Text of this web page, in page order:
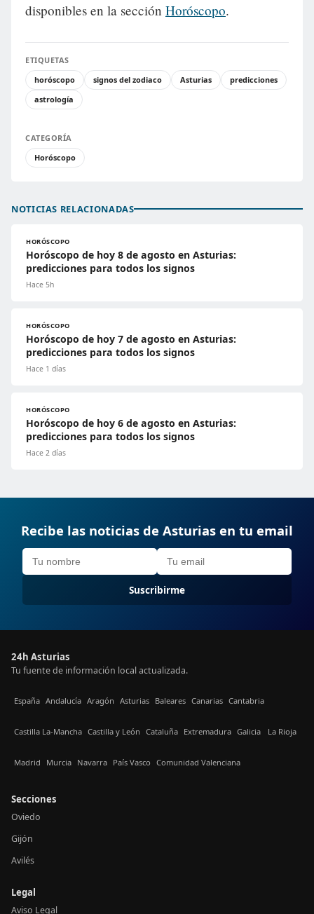
disponibles en la sección Horóscopo.
ETIQUETAS
horóscopo
signos del zodiaco Asturias
predicciones
astrología
CATEGORÍA
Horóscopo
NOTICIAS RELACIONADAS
HORÓSCOPO
Horóscopo de hoy 8 de agosto en Asturias:
predicciones para todos los signos
Hace 5h
HORÓSCOPO
Horóscopo de hoy 7 de agosto en Asturias:
predicciones para todos los signos
Hace 1 días
HORÓSCOPO
Horóscopo de hoy 6 de agosto en Asturias:
predicciones para todos los signos
Hace 2 días
Recibe las noticias de Asturias en tu email
Suscribirme
24h Asturias
Tu fuente de información local actualizada.
España Andalucía Aragón Asturias Baleares Canarias Cantabria
Castilla La-Mancha Castilla y León Cataluña Extremadura Galicia La Rioja
Madrid Murcia Navarra País Vasco Comunidad Valenciana
Secciones
Oviedo
Gijón
Avilés
Legal
Aviso Legal